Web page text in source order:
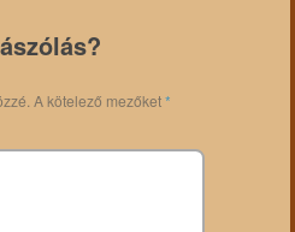
A kötelező mezőket*